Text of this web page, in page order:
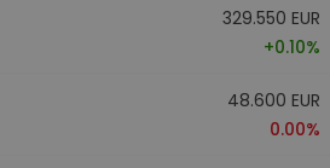
329.550 EUR
+0.10%
48.600 EUR
0.00%